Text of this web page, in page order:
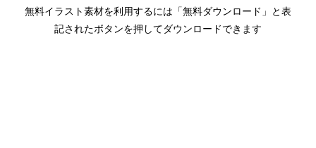
無料イラスト素材を利用するには「無料ダウンロード」と表
記されたボタンを押してダウンロードできます